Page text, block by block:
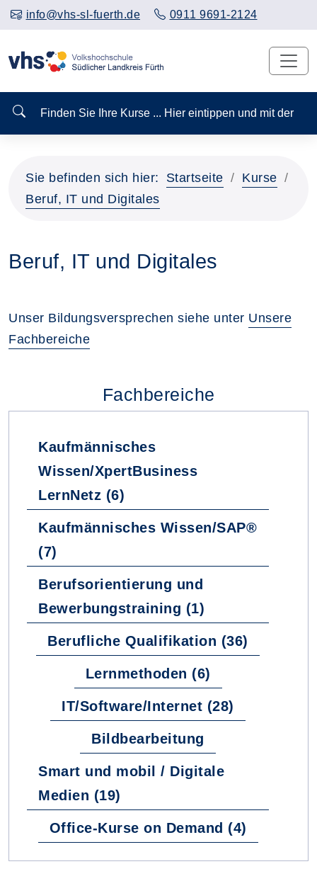
info@vhs-sl-fuerth.de 0911 9691-2124
Finden Sie Ihre Kurse ... Hier eintippen und mit
Sie befinden sich hier: Startseite
Kurse
Beruf, IT und Digitales
Beruf, IT und Digitales
Unser Bildungsversprechen siehe unter Unsere
Fachbereiche
Fachbereiche
Kaufmännisches
Wissen/XpertBusiness
LernNetz (6)
Kaufmännisches Wissen/SAP®
(7)
Berufsorientierung und
Bewerbungstraining (1)
Berufliche Qualifikation (36)
Lernmethoden (6)
IT/Software/Internet (28)
Bildbearbeitung
Smart und mobil / Digitale
Medien (19)
Office-Kurse on Demand (4)